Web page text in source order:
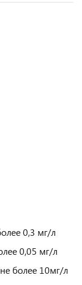
0,3 мг/л
0,05 мг/л
более 10мг/л